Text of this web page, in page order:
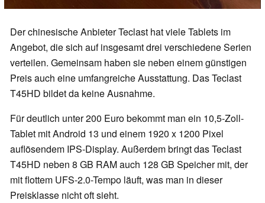
Der chinesische Anbieter Teclast hat viele Tablets im
Angebot, die sich auf insgesamt drei verschiedene Serien
verteilen. Gemeinsam haben sie neben einem günstigen
Preis auch eine umfangreiche Ausstattung. Das Teclast
T45HD bildet da keine Ausnahme.
Für deutlich unter 200 Euro bekommt man ein 10,5-Zoll-
Tablet mit Android 13 und einem 1920 x 1200 Pixel
auflösendem IPS-Display. Außerdem bringt das Teclast
T45HD neben 8 GB RAM auch 128 GB Speicher mit, der
mit flottem UFS-2.0-Tempo läuft, was man in dieser
Preisklasse nicht oft sieht.